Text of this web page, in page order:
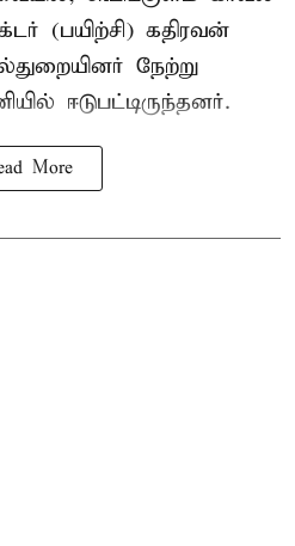
(பயிற்சி) கதிரவன்
நேற்று
ஈடுபட்டிருந்தனர்.
More